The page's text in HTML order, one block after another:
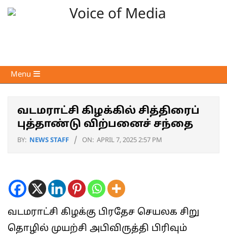
Skip
Voice
of
Primary
Navigation
Menu
வடமராட்சி கிழக்கில் சித்திரைப்
புத்தாண்டு விற்பனைச் சந்தை
BY: NEWS STAFF ON: APRIL 7, 2025 2:57 PM
வடமராட்சி கிழக்கு பிரதேச செயலக சிறு
தொழில் முயற்சி அபிவிருத்தி பிரிவும்